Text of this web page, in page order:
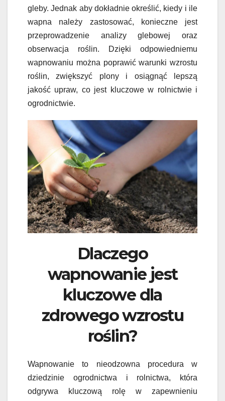
gleby. Jednak aby dokładnie określić, kiedy i ile
wapna należy zastosować, konieczne jest
przeprowadzenie analizy glebowej oraz
obserwacja roślin. Dzięki odpowiedniemu
wapnowaniu można poprawić warunki wzrostu
roślin, zwiększyć plony i osiągnąć lepszą
jakość upraw, co jest kluczowe w rolnictwie i
ogrodnictwie.
Dlaczego
wapnowanie jest
kluczowe dla
zdrowego wzrostu
roślin?
Wapnowanie to nieodzowna procedura w
dziedzinie ogrodnictwa i rolnictwa, która
odgrywa kluczową rolę w zapewnieniu